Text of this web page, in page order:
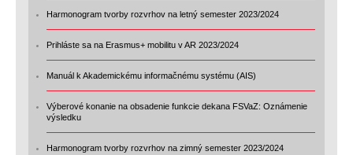
Harmonogram tvorby rozvrhov na letný semester 2023/2024
Prihláste sa na Erasmus+ mobilitu v AR 2023/2024
Manuál k Akademickému informačnému systému (AIS)
Výberové konanie na obsadenie funkcie dekana FSVaZ: Oznámenie
výsledku
Harmonogram tvorby rozvrhov na zimný semester 2023/2024